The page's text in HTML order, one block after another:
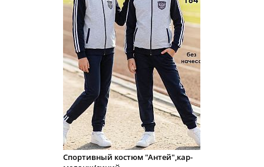
Спортивный костюм "Антей",кар-